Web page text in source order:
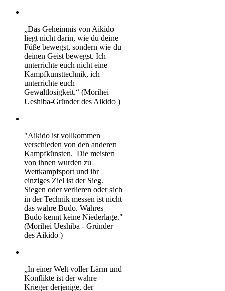
„Das Geheimnis von Aikido
liegt nicht darin, wie du deine
Füße bewegst, sondern wie du
deinen Geist bewegst. Ich
unterrichte euch nicht eine
Kampfkunsttechnik, ich
unterrichte euch
Gewaltlosigkeit.“ (Morihei
Ueshiba-Gründer des Aikido )
"Aikido ist vollkommen
verschieden von den anderen
Kampfkünsten. Die meisten
von ihnen wurden zu
Wettkampfsport und ihr
einziges Ziel ist der Sieg.
Siegen oder verlieren oder sich
in der Technik messen ist nicht
das wahre Budo. Wahres
Budo kennt keine Niederlage."
(Morihei Ueshiba - Gründer
des Aikido )
„In einer Welt voller Lärm und
Konflikte ist der wahre
Krieger derjenige, der